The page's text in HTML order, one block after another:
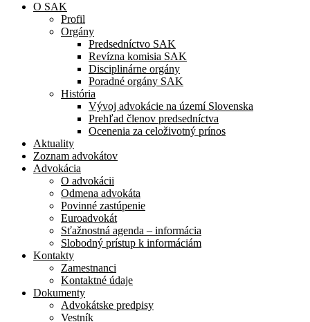
O SAK
Profil
Orgány
Predsedníctvo SAK
Revízna komisia SAK
Disciplinárne orgány
Poradné orgány SAK
História
Vývoj advokácie na území Slovenska
Prehľad členov predsedníctva
Ocenenia za celoživotný prínos
Aktuality
Zoznam advokátov
Advokácia
O advokácii
Odmena advokáta
Povinné zastúpenie
Euroadvokát
Sťažnostná agenda – informácia
Slobodný prístup k informáciám
Kontakty
Zamestnanci
Kontaktné údaje
Dokumenty
Advokátske predpisy
Vestník